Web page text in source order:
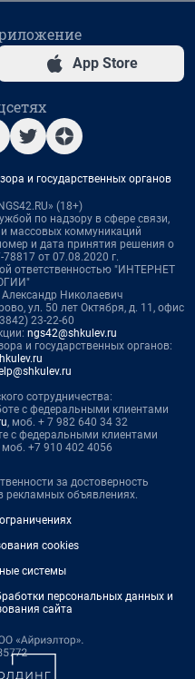
App Store
и государственных органов
(18+)
по надзору в сфере связи,
массовых коммуникаций
и дата принятия решения о
от 07.08.2020 г.
ответственностью "ИНТЕРНЕТ
Николаевич
ул. 50 лет Октября, д. 11, офис
23-22-60
ngs42@shkulev.ru
и государственных органов:
сотрудничества:
с федеральными клиентами
, моб. + 7 982 640 34 32
с федеральными клиентами
моб. +7 910 402 4056
за достоверность
объявлениях.
cookies
системы
персональных данных и
сайта